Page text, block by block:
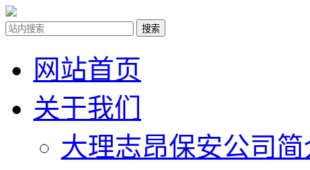
网站首页
关于我们
大理志昂保安公司简